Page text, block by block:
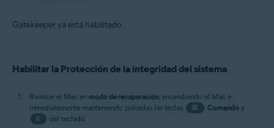
Gatekeeper ya está habilitado.
Habilitar la Protección de la integridad del sistema
Reinicie el Mac en modo de recuperación, encendiendo el Mac e
inmediatamente manteniendo pulsadas las teclas
⌘ Comando y
R
del teclado.